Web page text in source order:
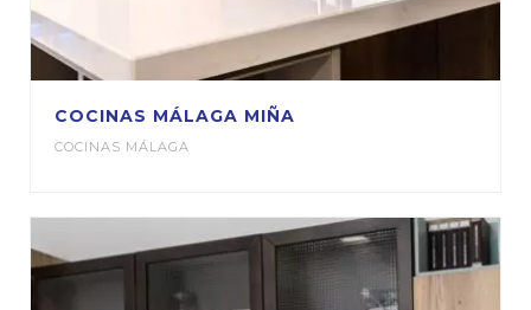
COCINAS MÁLAGA MIÑA
COCINAS MÁLAGA